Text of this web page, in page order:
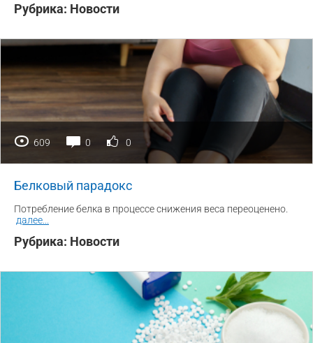
Рубрика: Новости
609 0 0
Белковый парадокс
Потребление белка в процессе снижения веса переоценено.
далее
Рубрика: Новости